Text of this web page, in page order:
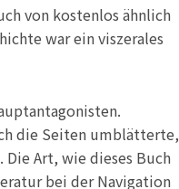
von kostenlos ähnlich
war ein viszerales
die Seiten umblätterte,
Art, wie dieses Buch
bei der Navigation